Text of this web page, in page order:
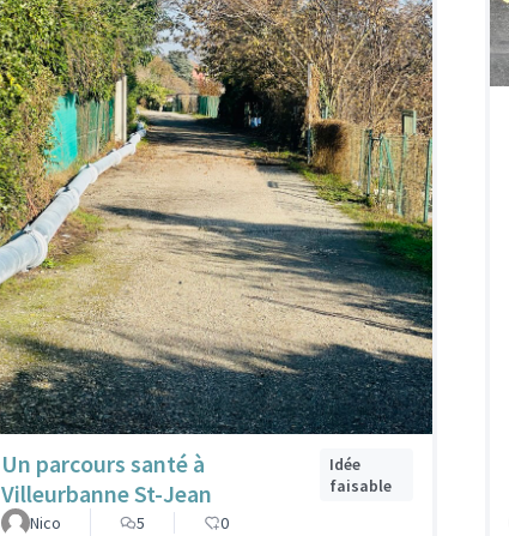
Un parcours santé à
Villeurbanne St-Jean
Idée
faisable
Nico
5 0